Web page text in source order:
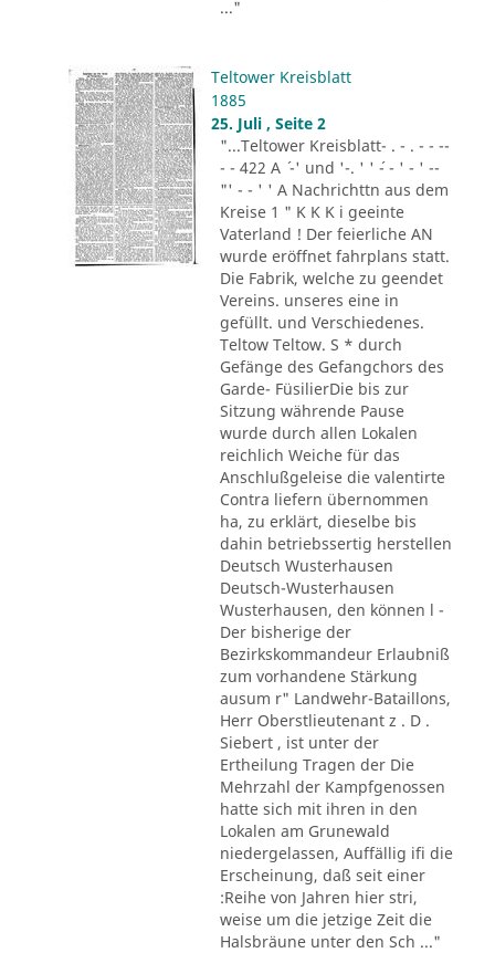
..."
Teltower Kreisblatt
1885
25. Juli , Seite 2
"...Teltower Kreisblatt- . - . - - --
- - 422 A ´ -' und '-. ' ' ´- - ' - ' --
"' - - ' ' A Nachrichttn aus dem
Kreise 1 " K K K i geeinte
Vaterland ! Der feierliche AN
wurde eröffnet fahrplans statt.
Die Fabrik, welche zu geendet
Vereins. unseres eine in
gefüllt. und Verschiedenes.
Teltow Teltow. S * durch
Gefänge des Gefangchors des
Garde- FüsilierDie bis zur
Sitzung währende Pause
wurde durch allen Lokalen
reichlich Weiche für das
Anschlußgeleise die valentirte
Contra liefern übernommen
ha, zu erklärt, dieselbe bis
dahin betriebssertig herstellen
Deutsch Wusterhausen
Deutsch-Wusterhausen
Wusterhausen, den können l -
Der bisherige der
Bezirkskommandeur Erlaubniß
zum vorhandene Stärkung
ausum r" Landwehr-Bataillons,
Herr Oberstlieutenant z . D .
Siebert , ist unter der
Ertheilung Tragen der Die
Mehrzahl der Kampfgenossen
hatte sich mit ihren in den
Lokalen am Grunewald
niedergelassen, Auffällig ifi die
Erscheinung, daß seit einer
:Reihe von Jahren hier stri,
weise um die jetzige Zeit die
Halsbräune unter den Sch ..."